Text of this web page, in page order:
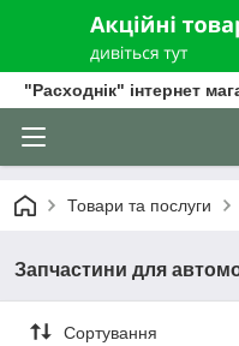
"Расходнік" інтернет
Товари та послуги
Запчастини для
Сортування